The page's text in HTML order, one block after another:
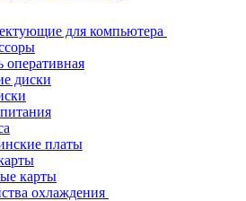
для компьютера
оперативная
диски
платы
карты
охлаждения